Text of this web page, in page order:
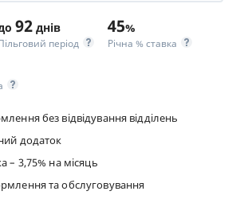
92 днів
період
45%
Річна % ставка
без відвідування відділень
додаток
– 3,75% на місяць
та обслуговування